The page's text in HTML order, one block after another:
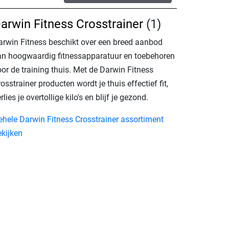
Fitness Crosstrainer (1)
Fitness beschikt over een breed aanbod
hoogwaardig fitnessapparatuur en toebehoren
de training thuis. Met de Darwin Fitness
producten wordt je thuis effectief fit,
je overtollige kilo's en blijf je gezond.
Darwin Fitness Crosstrainer assortiment